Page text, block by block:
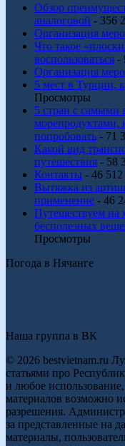
Обзор
аналоговой - 356
Организация
Что такое
воспользоваться -
Организация
5 мест в Турции,
Просмотры
5 стран с
морепродуктами,
попробовать - 71
Какой вид
путешествия - 58
Контакты - 46
Вытяжка из
применение - 46
Путешествуем на
бесполезных
Просмотры
Погода в Нячанге
Наша группа в ВК
© 2026 bestvietnam.ru
статьями про
и любое
материалов возможно
разрешения.
за представленные на
материалы,